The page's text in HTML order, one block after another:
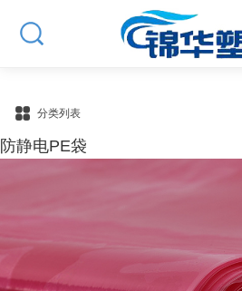
分类列表
防静电PE袋